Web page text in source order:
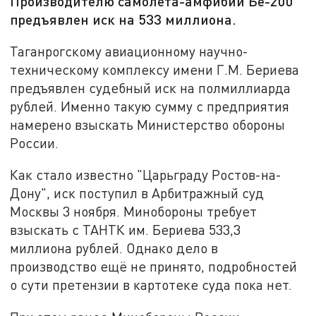
предъявлен иск на 533 миллиона.
Таганрогскому авиационному научно-
техническому комплексу имени Г.М. Бериева
предъявлен судебный иск на полмиллиарда
рублей. Именно такую сумму с предприятия
намерено взыскать Министерство обороны
России.
Как стало известно "Царьграду Ростов-на-
Дону", иск поступил в Арбитражный суд
Москвы 3 ноября. Минобороны требует
взыскать с ТАНТК им. Бериева 533,3
миллиона рублей. Однако дело в
производство ещё не принято, подробностей
о сути претензии в картотеке суда пока нет.